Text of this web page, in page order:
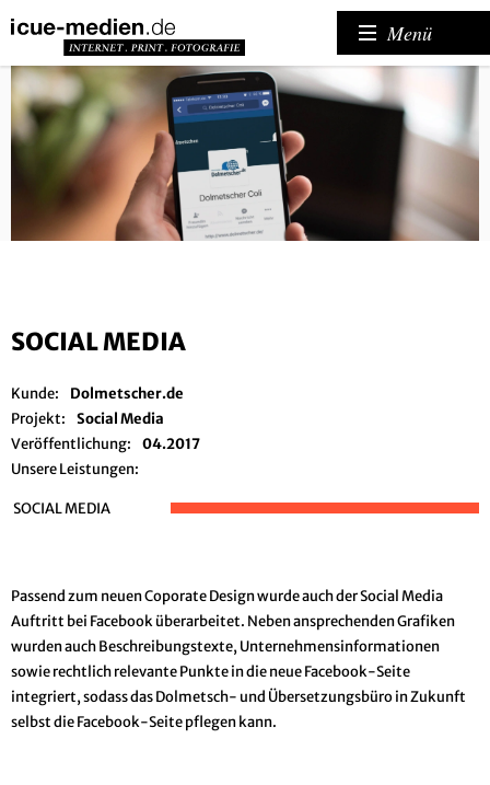
Menü
SOCIAL MEDIA
Kunde:
Dolmetscher.de
Projekt:
Social Media
Veröffentlichung:
04.2017
Unsere Leistungen:
SOCIAL MEDIA
Passend zum neuen Coporate Design wurde auch der Social Media
Auftritt bei Facebook überarbeitet. Neben ansprechenden Grafiken
wurden auch Beschreibungstexte, Unternehmensinformationen
sowie rechtlich relevante Punkte in die neue Facebook-Seite
integriert, sodass das Dolmetsch- und Übersetzungsbüro in Zukunft
selbst die Facebook-Seite pflegen kann.